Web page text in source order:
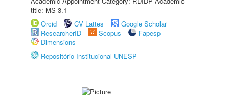
title: MS-3.1
Orcid
CV Lattes
Google Scholar
ResearcherID
Scopus
Fapesp
Dimensions
Repositório Institucional UNESP